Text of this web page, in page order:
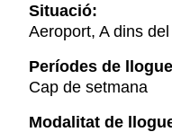
Situació:
Aeroport, A dins
Períodes de
Cap de setmana
Modalitat de